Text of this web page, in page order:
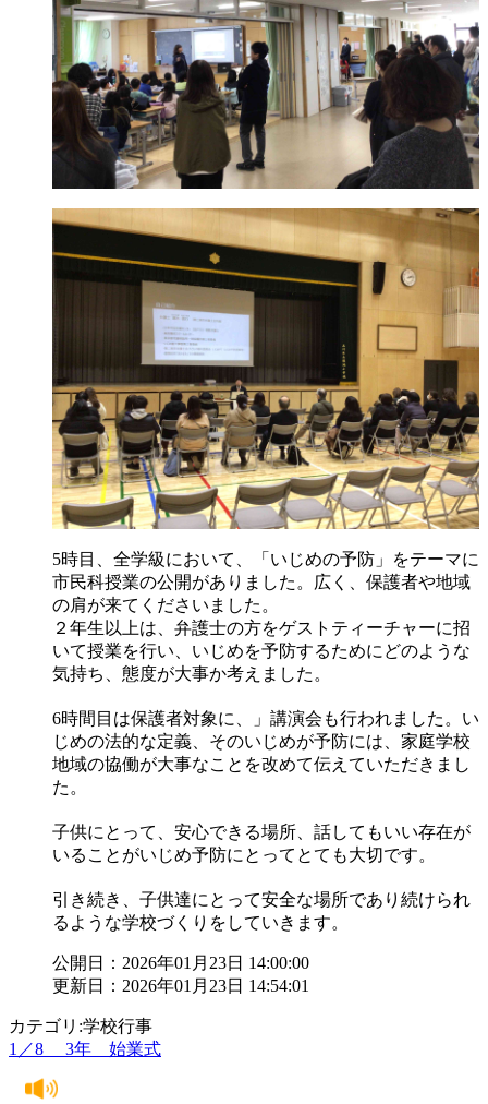
5時目、全学級において、「いじめの予防」をテーマに
市民科授業の公開がありました。広く、保護者や地域
の肩が来てくださいました。
２年生以上は、弁護士の方をゲストティーチャーに招
いて授業を行い、いじめを予防するためにどのような
気持ち、態度が大事か考えました。
6時間目は保護者対象に、」講演会も行われました。い
じめの法的な定義、そのいじめが予防には、家庭学校
地域の協働が大事なことを改めて伝えていただきまし
た。
子供にとって、安心できる場所、話してもいい存在が
いることがいじめ予防にとってとても大切です。
引き続き、子供達にとって安全な場所であり続けられ
るような学校づくりをしていきます。
公開日：2026年01月23日 14:00:00
更新日：2026年01月23日 14:54:01
カテゴリ:学校行事
1／8 3年 始業式